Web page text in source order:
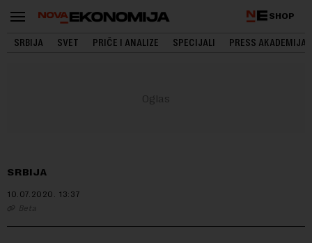
SHOP
SRBIJA SVET PRIČE I ANALIZE SPECIJALI PRESS AKADEMIJA
SRBIJA
10.07.2020. 13:37
Beta